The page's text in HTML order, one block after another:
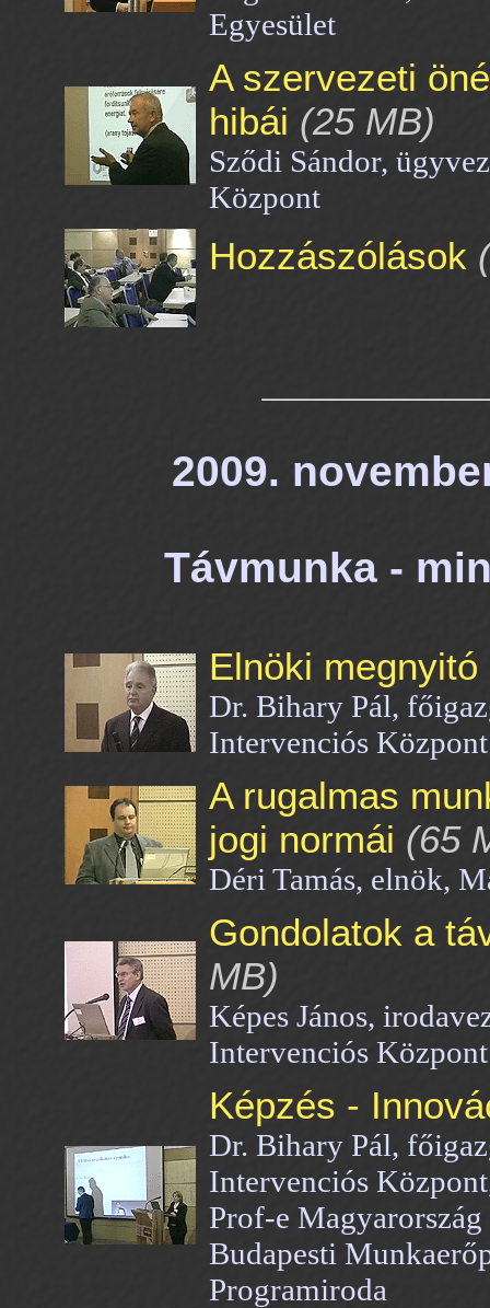
Egyesület
A szervezeti
hibái (25 MB)
Sződi Sándor,
Központ
Hozzászólások
2009.
Távmunka -
Elnöki megnyitó
Dr. Bihary Pál,
Intervenciós Központ
A rugalmas
jogi normái (65
Déri Tamás, elnök,
Gondolatok a
MB)
Képes János,
Intervenciós
Képzés -
Dr. Bihary Pál,
Intervenciós
Prof-e
Budapesti
Programiroda